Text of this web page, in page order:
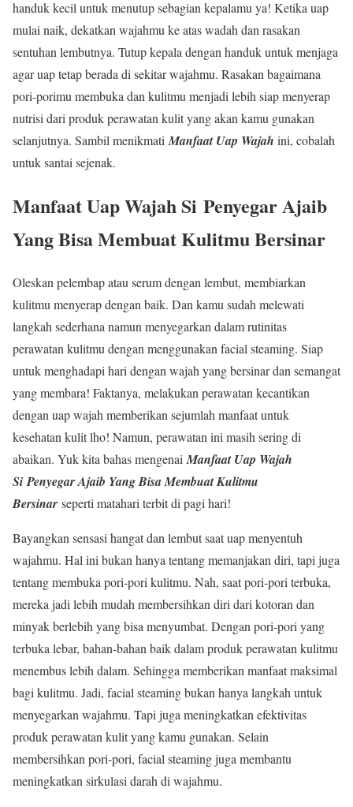
handuk kecil untuk menutup sebagian kepalamu ya! Ketika uap
mulai naik, dekatkan wajahmu ke atas wadah dan rasakan
sentuhan lembutnya. Tutup kepala dengan handuk untuk menjaga
agar uap tetap berada di sekitar wajahmu. Rasakan bagaimana
pori-porimu membuka dan kulitmu menjadi lebih siap menyerap
nutrisi dari produk perawatan kulit yang akan kamu gunakan
selanjutnya. Sambil menikmati Manfaat Uap Wajah ini, cobalah
untuk santai sejenak.
Manfaat Uap Wajah Si Penyegar Ajaib
Yang Bisa Membuat Kulitmu Bersinar
Oleskan pelembap atau serum dengan lembut, membiarkan
kulitmu menyerap dengan baik. Dan kamu sudah melewati
langkah sederhana namun menyegarkan dalam rutinitas
perawatan kulitmu dengan menggunakan facial steaming. Siap
untuk menghadapi hari dengan wajah yang bersinar dan semangat
yang membara! Faktanya, melakukan perawatan kecantikan
dengan uap wajah memberikan sejumlah manfaat untuk
kesehatan kulit lho! Namun, perawatan ini masih sering di
abaikan. Yuk kita bahas mengenai Manfaat Uap Wajah
SiPenyegar Ajaib Yang Bisa Membuat Kulitmu
Bersinar seperti matahari terbit di pagi hari!
Bayangkan sensasi hangat dan lembut saat uap menyentuh
wajahmu. Hal ini bukan hanya tentang memanjakan diri, tapi juga
tentang membuka pori-pori kulitmu. Nah, saat pori-pori terbuka,
mereka jadi lebih mudah membersihkan diri dari kotoran dan
minyak berlebih yang bisa menyumbat. Dengan pori-pori yang
terbuka lebar, bahan-bahan baik dalam produk perawatan kulitmu
menembus lebih dalam. Sehingga memberikan manfaat maksimal
bagi kulitmu. Jadi, facial steaming bukan hanya langkah untuk
menyegarkan wajahmu. Tapi juga meningkatkan efektivitas
produk perawatan kulit yang kamu gunakan. Selain
membersihkan pori-pori, facial steaming juga membantu
meningkatkan sirkulasi darah di wajahmu.